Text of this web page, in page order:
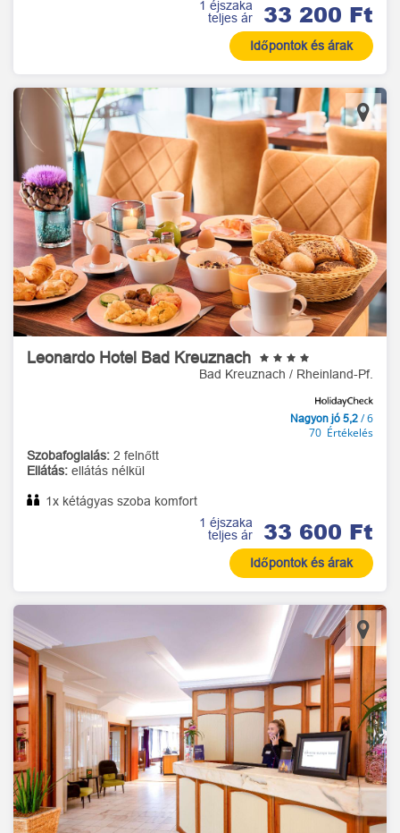
1 éjszaka
teljes ár
33 200 Ft
Időpontok és árak
Leonardo Hotel Bad Kreuznach
Bad Kreuznach / Rheinland-Pf.
Nagyon jó 5,2 / 6
70 Értékelés
Szobafoglalás: 2 felnőtt
Ellátás: ellátás nélkül
1x kétágyas szoba komfort
1 éjszaka
teljes ár
33 600 Ft
Időpontok és árak